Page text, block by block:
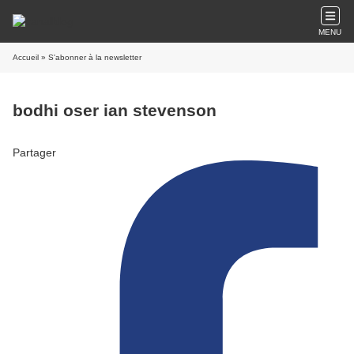
MENU
Accueil » S'abonner à la newsletter
bodhi oser ian stevenson
Partager